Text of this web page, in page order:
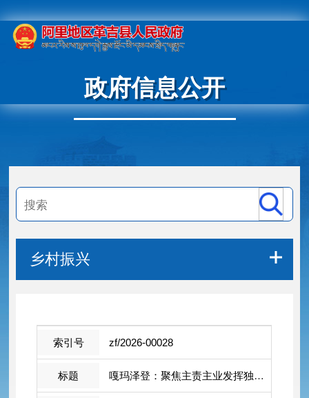
政府信息公开
乡村振兴
zf/2026-00028
嘎玛泽登：聚焦主责主业发挥独特优势为 ...